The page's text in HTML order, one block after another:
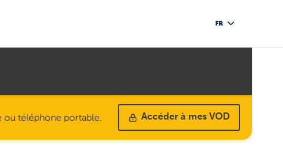
FR
ou téléphone portable. Accéder à mes VOD